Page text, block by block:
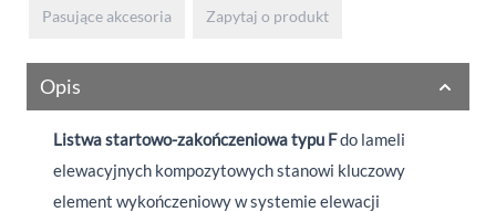
Pasujące akcesoria Zapytaj o produkt
Opis
Listwa startowo-zakończeniowatypu Fdo lameli
elewacyjnych kompozytowych stanowi kluczowy
element wykończeniowy w systemie elewacji